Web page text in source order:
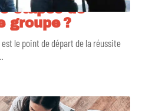
étapes de
groupe ?
le point de départ de la réussite